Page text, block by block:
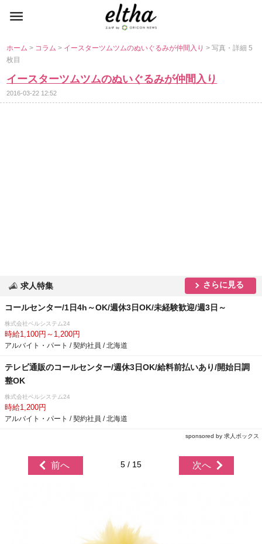
ホーム> コラム> イースターツムツムのぬいぐるみが仲間入り> 写真・詳細 5
枚目
イースターツムツムのぬいぐるみが仲間入り
2016-03-22 12:52
求人特集 さらに見る
コールセンター/1日4h～OK/週休3日OK/未経験歓迎/週3日～
株式会社ベルシステム24
時給1,100円～1,200円
アルバイト・パート / 契約社員 / 北海道
テレビ通販のコールセンター/週休3日OK/給料前払いあり/開始日調
整OK
株式会社ベルシステム24
時給1,200円
アルバイト・パート / 契約社員 / 北海道
sponsored by 求人ボックス
前へ 5 / 15 次へ